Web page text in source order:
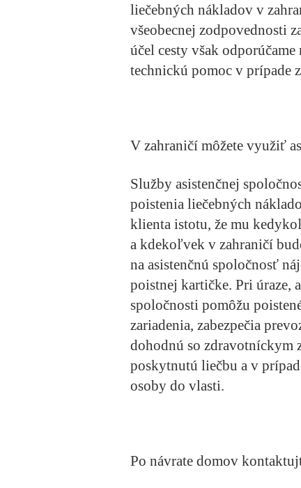
liečebných nákladov v
všeobecnej zodpovednosti
účel cesty však
technickú pomoc v prípade
V zahraničí môžete využiť
Služby asistenčnej
poistenia liečebných
klienta istotu, že mu
a kdekoľvek v zahraničí
na asistenčnú spoločnosť
poistnej kartičke. Pri úraze,
spoločnosti pomôžu
zariadenia, zabezpečia
dohodnú so zdravotníckym
poskytnutú liečbu a v
osoby do vlasti.
Po návrate domov